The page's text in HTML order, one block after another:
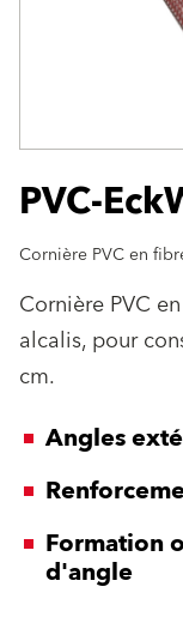
PVC-
Cornière PVC en
Cornière PVC
alcalis, pour
cm.
Angles
Formation
d'angle